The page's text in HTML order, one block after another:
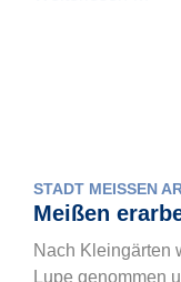
STADT MEISSEN
Meißen
Nach Kleingärten
Lupe genommen